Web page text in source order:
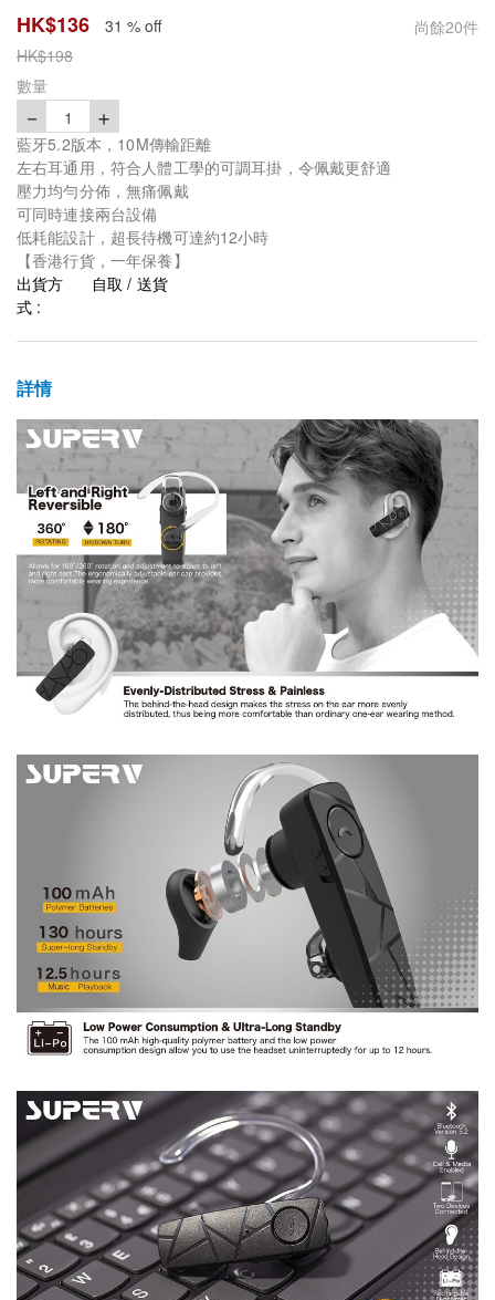
HK$136 31 % off 尚餘20件
HK$198
數量
－ 1 ＋
藍牙5.2版本，10M傳輸距離
左右耳通用，符合人體工學的可調耳掛，令佩戴更舒適
壓力均勻分佈，無痛佩戴
可同時連接兩台設備
低耗能設計，超長待機可達約12小時
【香港行貨，一年保養】
出貨方
式 :
自取 / 送貨
詳情